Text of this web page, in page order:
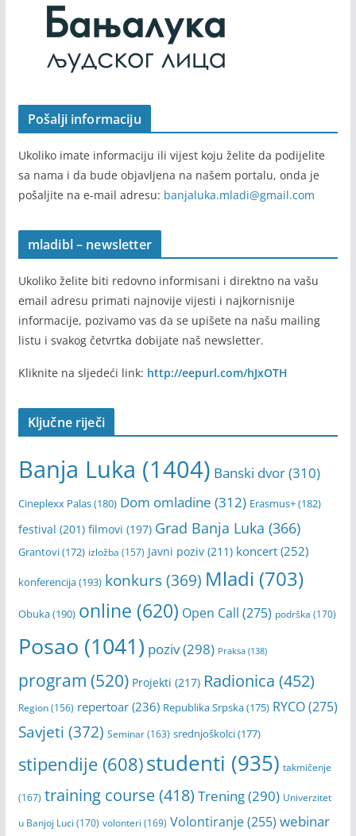
Pošalji informaciju
Ukoliko imate informaciju ili vijest koju želite da podijelite
sa nama i da bude objavljena na našem portalu, onda je
pošaljite na e-mail adresu: banjaluka.mladi@gmail.com
mladibl – newsletter
Ukoliko želite biti redovno informisani i direktno na vašu
email adresu primati najnovije vijesti i najkornisnije
informacije, pozivamo vas da se upišete na našu mailing
listu i svakog četvrtka dobijate naš newsletter.
Kliknite na sljedeći link: http://eepurl.com/hJxOTH
Ključne riječi
Banja Luka (1404) Banski dvor(310)
Cineplexx Palas(180) Dom omladine (312) Erasmus+(182)
festival (201) filmovi (197) Grad Banja Luka (366)
Grantovi(172) izložba (157) Javni poziv(211) koncert(252)
konferencija(193) konkurs(369) Mladi (703)
Obuka(190) online (620) Open Call (275) podrška (170)
Posao (1041) poziv(298) Praksa(138)
program (520) Projekti (217) Radionica (452)
Region(156) repertoar(236) Republika Srpska(175) RYCO(275)
Savjeti (372) Seminar(163) srednjoškolci(177)
stipendije(608)studenti (935) takmičenje
(167) training course(418) Trening(290) Univerzitet
u Banjoj Luci (170) volonteri (169) Volontiranje(255) webinar